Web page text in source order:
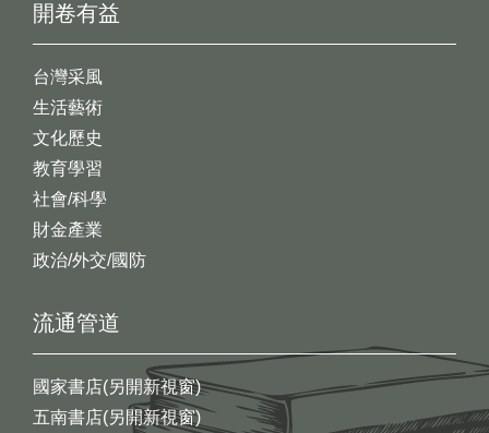
開卷有益
台灣采風
生活藝術
文化歷史
教育學習
社會/科學
財金產業
政治/外交/國防
流通管道
國家書店(另開新視窗)
五南書店(另開新視窗)